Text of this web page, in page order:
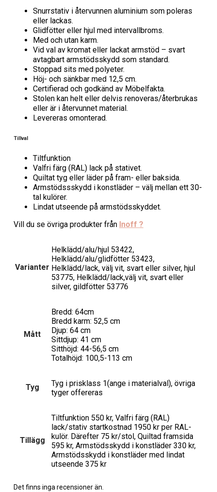
Snurrstativ i återvunnen aluminium som poleras
eller lackas.
Glidfötter eller hjul med intervallbroms.
Med och utan karm.
Vid val av kromat eller lackat armstöd – svart
avtagbart armstödsskydd som standard.
Stoppad sits med polyeter.
Höj- och sänkbar med 12,5 cm.
Certifierad och godkänd av Möbelfakta.
Stolen kan helt eller delvis renoveras/återbrukas
eller är i återvunnet material.
Levereras omonterad.
Tillval
Tiltfunktion
Valfri färg (RAL) lack på stativet.
Quiltat tyg eller läder på fram- eller baksida.
Armstödssskydd i konstläder – välj mellan ett 30-
tal kulörer.
Lindat utseende på armstödsskyddet.
Vill du se övriga produkter från Inoff ?
Varianter
Helklädd/alu/hjul 53422,
Helklädd/alu/glidfötter 53423,
Helklädd/lack, välj vit, svart eller silver, hjul
53775, Helklädd/lack,välj vit, svart eller
silver, gildfötter 53776
Mått
Bredd: 64cm
Bredd karm: 52,5 cm
Djup: 64 cm
Sittdjup: 41 cm
Sitthöjd: 44-56,5 cm
Totalhöjd: 100,5-113 cm
Tyg
Tyg i prisklass 1(ange i materialval), övriga
tyger offereras
Tillägg
Tiltfunktion 550 kr, Valfri färg (RAL)
lack/stativ startkostnad 1950 kr per RAL-
kulör. Därefter 75 kr/stol, Quiltad framsida
595 kr, Armstödsskydd i konstläder 330 kr,
Armstödsskydd i konstläder med lindat
utseende 375 kr
Det finns inga recensioner än.